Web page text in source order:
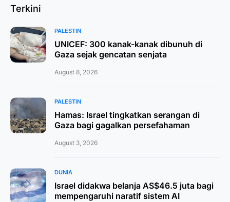
Terkini
PALESTIN
UNICEF: 300 kanak-kanak dibunuh di
Gaza sejak gencatan senjata
August 8, 2026
PALESTIN
Hamas: Israel tingkatkan serangan di
Gaza bagi gagalkan persefahaman
August 3, 2026
DUNIA
Israel didakwa belanja AS$46.5 juta bagi
mempengaruhi naratif sistem AI